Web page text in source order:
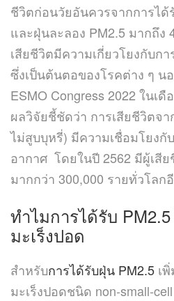
ชีวิตก่อนวัยอันควรจากการไ
และฝุ่นละลอง PM2.5 มากถึง
เสียชีวิตมีความเกี่ยวโยงกับก
ซึ่งเป็นต้นตอของโรคต่าง ๆ น
ESMO Congress 2022 ในเ
ผลวิจัยชี้ชัดว่า การเสียชีวิตจ
ไม่สูบบุหรี่) มีความเชื่อมโยง
อากาศ โดยในปี 2562 มีผู้เสี
มากกว่า 300,000 รายทั่วโลก
ทำไมการได้รับ
มะเร็งปอด
สำหรับการได้รับฝุ่น PM2.5 เ
มะเร็งปอดชนิด non-small-